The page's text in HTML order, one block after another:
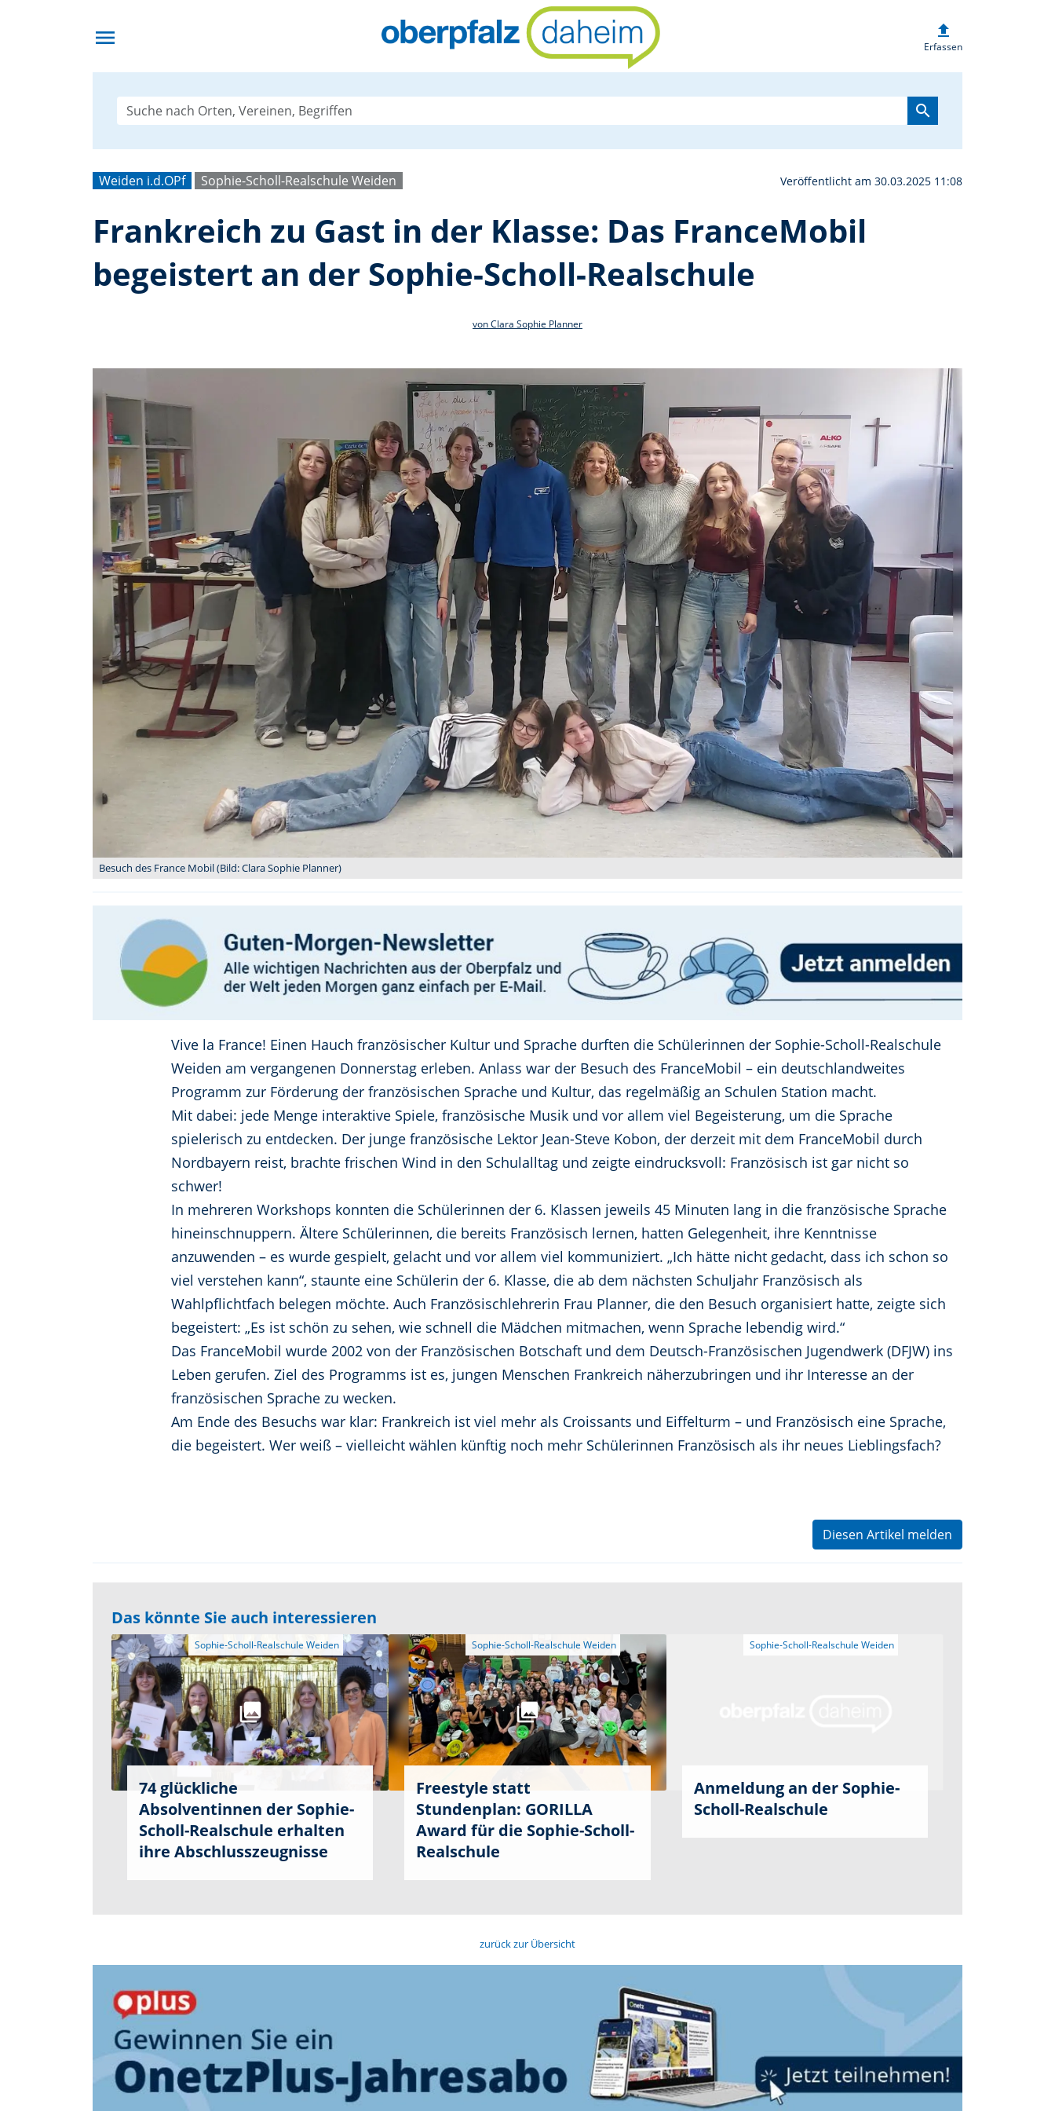
menu Frankreich zu Gast in der Klasse:
upload
Erfassen
search
Weiden i.d.OPf Sophie-Scholl-Realschule Weiden Veröffentlicht am 30.03.2025 11:08
Frankreich zu Gast in der Klasse: Das FranceMobil
begeistert an der Sophie-Scholl-Realschule
von Clara Sophie Planner
Besuch des France Mobil (Bild: Clara Sophie Planner)
Vive la France! Einen Hauch französischer Kultur und Sprache durften die Schülerinnen der Sophie-Scholl-Realschule
Weiden am vergangenen Donnerstag erleben. Anlass war der Besuch des FranceMobil – ein deutschlandweites
Programm zur Förderung der französischen Sprache und Kultur, das regelmäßig an Schulen Station macht.
Mit dabei: jede Menge interaktive Spiele, französische Musik und vor allem viel Begeisterung, um die Sprache
spielerisch zu entdecken. Der junge französische Lektor Jean-Steve Kobon, der derzeit mit dem FranceMobil durch
Nordbayern reist, brachte frischen Wind in den Schulalltag und zeigte eindrucksvoll: Französisch ist gar nicht so
schwer!
In mehreren Workshops konnten die Schülerinnen der 6. Klassen jeweils 45 Minuten lang in die französische Sprache
hineinschnuppern. Ältere Schülerinnen, die bereits Französisch lernen, hatten Gelegenheit, ihre Kenntnisse
anzuwenden – es wurde gespielt, gelacht und vor allem viel kommuniziert. „Ich hätte nicht gedacht, dass ich schon so
viel verstehen kann“, staunte eine Schülerin der 6. Klasse, die ab dem nächsten Schuljahr Französisch als
Wahlpflichtfach belegen möchte. Auch Französischlehrerin Frau Planner, die den Besuch organisiert hatte, zeigte sich
begeistert: „Es ist schön zu sehen, wie schnell die Mädchen mitmachen, wenn Sprache lebendig wird.“
Das FranceMobil wurde 2002 von der Französischen Botschaft und dem Deutsch-Französischen Jugendwerk (DFJW) ins
Leben gerufen. Ziel des Programms ist es, jungen Menschen Frankreich näherzubringen und ihr Interesse an der
französischen Sprache zu wecken.
Am Ende des Besuchs war klar: Frankreich ist viel mehr als Croissants und Eiffelturm – und Französisch eine Sprache,
die begeistert. Wer weiß – vielleicht wählen künftig noch mehr Schülerinnen Französisch als ihr neues Lieblingsfach?
Diesen Artikel melden
Das könnte Sie auch interessieren
74 glückliche
Absolventinnen der Sophie-
Scholl-Realschule erhalten
ihre Abschlusszeugnisse
Freestyle statt
Stundenplan: GORILLA
Award für die Sophie-Scholl-
Realschule
Sophie-Scholl-Realschule Weiden
Anmeldung an der Sophie-
Scholl-Realschule
zurück zur Übersicht